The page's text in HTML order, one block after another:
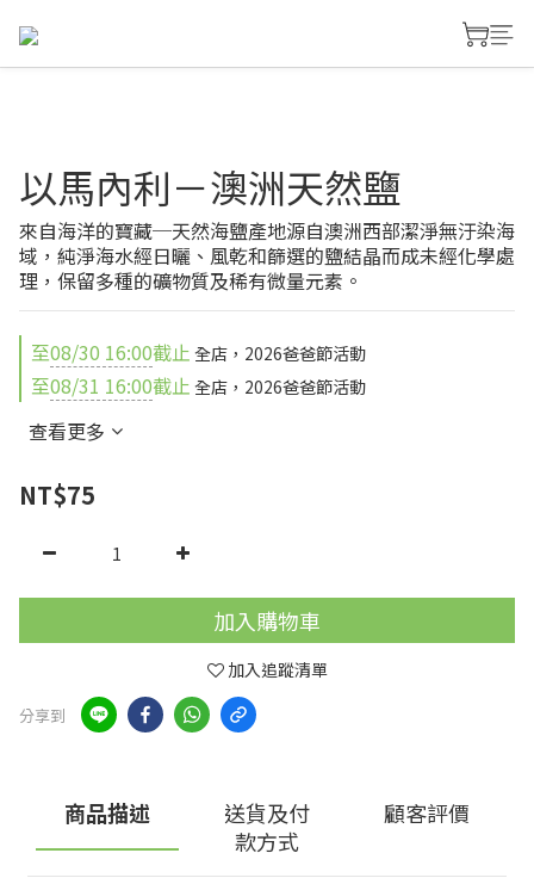
以馬內利－澳洲天然鹽
來自海洋的寶藏─天然海鹽產地源自澳洲西部潔淨無汙染海
域，純淨海水經日曬、風乾和篩選的鹽結晶而成未經化學處
理，保留多種的礦物質及稀有微量元素。
至08/30 16:00截止 全店，2026爸爸節活動
至08/31 16:00截止 全店，2026爸爸節活動
查看更多
NT$75
加入購物車
加入追蹤清單
分享到
商品描述
送貨及付
款方式
顧客評價